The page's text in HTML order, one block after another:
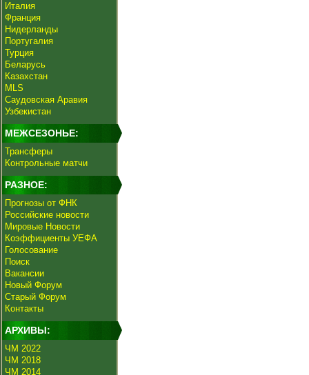
Италия
Франция
Нидерланды
Португалия
Турция
Беларусь
Казахстан
MLS
Саудовская Аравия
Узбекистан
МЕЖСЕЗОНЬЕ:
Трансферы
Контрольные матчи
РАЗНОЕ:
Прогнозы от ФНК
Российские новости
Мировые Новости
Коэффициенты УЕФА
Голосование
Поиск
Вакансии
Новый Форум
Старый Форум
Контакты
АРХИВЫ:
ЧМ 2022
ЧМ 2018
ЧМ 2014